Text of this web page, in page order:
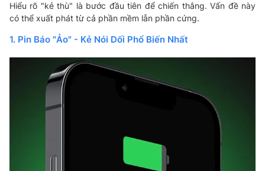
Hiểu rõ "kẻ thù" là bước đầu tiên để chiến thắng. Vấn đề này
có thể xuất phát từ cả phần mềm lẫn phần cứng.
1. Pin Báo "Ảo" - Kẻ Nói Dối Phổ Biến Nhất